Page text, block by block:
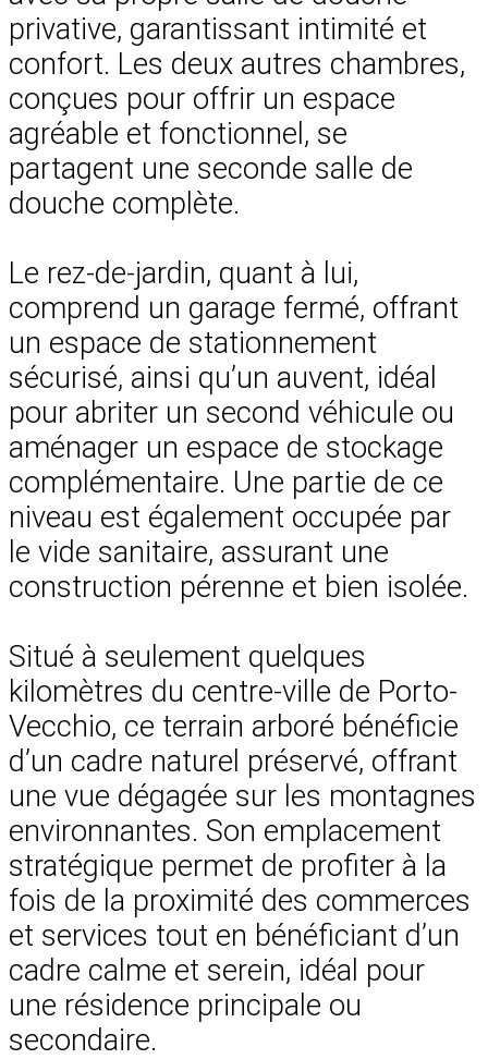
privative, garantissant intimité et
confort. Les deux autres chambres,
conçues pour offrir un espace
agréable et fonctionnel, se
partagent une seconde salle de
douche complète.
Le rez-de-jardin, quant à lui,
comprend un garage fermé, offrant
un espace de stationnement
sécurisé, ainsi qu’un auvent, idéal
pour abriter un second véhicule ou
aménager un espace de stockage
complémentaire. Une partie de ce
niveau est également occupée par
le vide sanitaire, assurant une
construction pérenne et bien isolée.
Situé à seulement quelques
kilomètres du centre-ville de Porto-
Vecchio, ce terrain arboré bénéficie
d’un cadre naturel préservé, offrant
une vue dégagée sur les montagnes
environnantes. Son emplacement
stratégique permet de profiter à la
fois de la proximité des commerces
et services tout en bénéficiant d’un
cadre calme et serein, idéal pour
une résidence principale ou
secondaire.